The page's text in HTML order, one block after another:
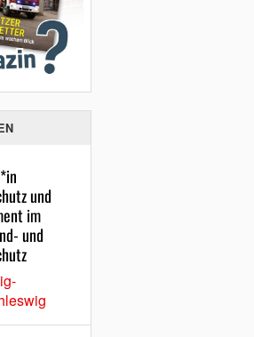
und
im
und